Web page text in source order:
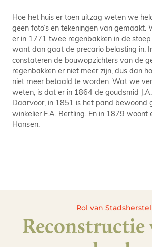
Hoe het huis er toen uitzag weten we
geen foto’s en tekeningen van
er in 1771 twee regenbakken in de
want dan gaat de precario belasting in.
constateren de bouwopzichters van de
regenbakken er niet meer zijn, dus dan
niet meer betaald te worden. Wat we
weten, is dat er in 1864 de goudsmid
Daarvoor, in 1851 is het pand bewoond
winkelier F.A. Bertling. En in 1879 woont
Hansen.
Rol van Stadsherstel
Reconstructie